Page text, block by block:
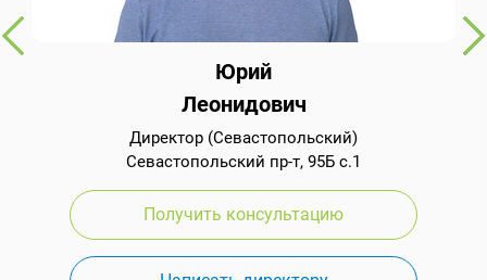
Юрий
Леонидович
Директор (Севастопольский)
Севастопольский пр-т, 95Б с.1
Получить консультацию